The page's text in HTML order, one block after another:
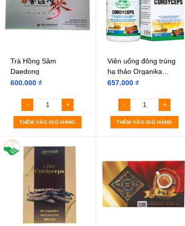
Trà Hồng Sâm
Daedong
600.000₫
THÊM VÀO GIỎ HÀNG
Viên uống đông trùng
hạ thảo Organika
Cordyceps 90 viên
657.000₫
THÊM VÀO GIỎ HÀNG